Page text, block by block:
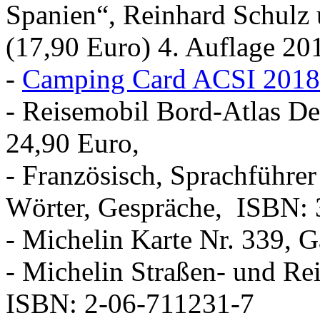
Spanien“, Reinhard
(17,90 Euro) 4. Auflage
- Camping Card ACSI 2018
- Reisemobil Bord-Atlas
24,90 Euro,
- Französisch,
Wörter, Gespräche, ISBN:
- Michelin Karte Nr. 339,
- Michelin Straßen- und
ISBN: 2-06-711231-7